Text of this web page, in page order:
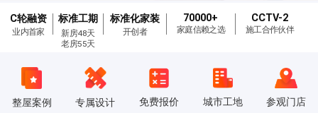
C轮融资
业内首家
标准工期
新房48天
老房55天
标准化家装
开创者
70000+
家庭信赖之选
CCTV-2
施工合作伙伴
整屋案例 专属设计 免费报价 城市工地 参观门店